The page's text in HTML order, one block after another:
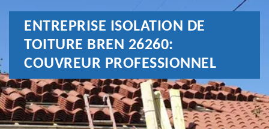
ENTREPRISE ISOLATION DE
TOITURE BREN 26260:
COUVREUR PROFESSIONNEL